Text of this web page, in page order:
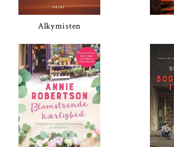
Alkymisten